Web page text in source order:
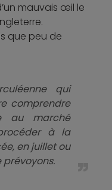
mauvais œil le
que peu de
qui
comprendre
au marché
à la
en juillet ou